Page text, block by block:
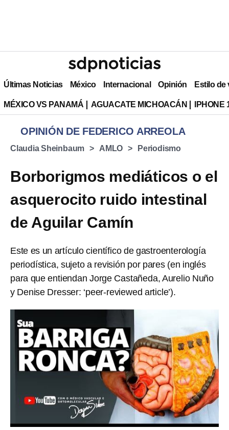
Últimas Noticias México Internacional Opinión Estilo de
MÉXICO VS PANAMÁ AGUACATE MICHOACÁN IPHONE
OPINIÓN DE FEDERICO ARREOLA
Claudia Sheinbaum AMLO Periodismo
Borborigmos mediáticos o el
asquerocito ruido intestinal
de Aguilar Camín
Este es un artículo científico de gastroenterología
periodística, sujeto a revisión por pares (en inglés
para que entiendan Jorge Castañeda, Aurelio Nuño
y Denise Dresser: ‘peer-reviewed article’).